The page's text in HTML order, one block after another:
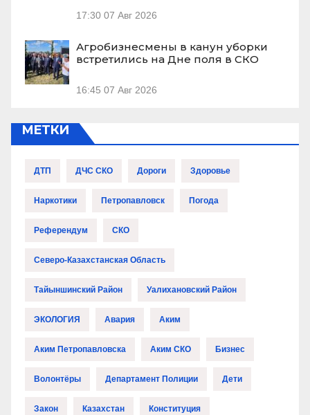
17:30 07 Авг 2026
Агробизнесмены в канун уборки
встретились на Дне поля в СКО
16:45 07 Авг 2026
МЕТКИ
ДТП ДЧС СКО Дороги Здоровье
Наркотики Петропавловск Погода
Референдум СКО
Северо-Казахстанская Область
Тайыншинский Район Уалихановский Район
ЭКОЛОГИЯ Авария Аким
Аким Петропавловска Аким СКО Бизнес
Волонтёры Департамент Полиции Дети
Закон Казахстан Конституция